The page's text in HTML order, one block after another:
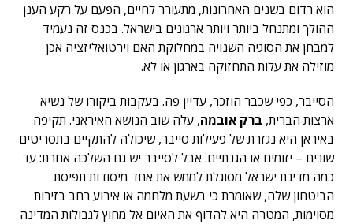
הוא רדום בשנים האחרונות, מתעורר לחיים, הפעם על רקע הענן
ההולך ומתנחל ביותר ויותר ארגונים בישראל. בכנס זה נעמיד
למבחן את הסוגיה השנויה במחלוקת האם וירטואליזציה אכן
מוזילה את עלות התחזוקה בארגון או לא.
הסייבר, כפי שכבר הוזכר, עדיין פה. בעקבות ביקורו של נשיא
ארצות הברית, ברק אובמה, עלה שוב הנושא האיראני. תקיפה
באיראן היא נגזרת של פעילות סייבר, שיכולה להתקיים בתסריטים
שונים – יזומים או הגנתיים. אבל לסייבר יש גם השלכה אחרת: עד
כמה מדינת ישראל מסוגלת לממש את אחד מיסודות תפיסת
הביטחון שלה, שאומרת כי בשעת מלחמה או אירוע רחב בזירות
מסוימות, המטרה היא להדוף את האיום אל מחוץ לגבולות המדינה